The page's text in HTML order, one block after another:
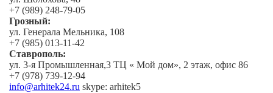
+7 (989) 248-79-05
Грозный:
ул. Генерала Мельника, 108
+7 (985) 013-11-42
Ставрополь:
ул. 3-я Промышленная,3 ТЦ « Мой дом», 2 этаж, офис 86
+7 (978) 739-12-94
info@arhitek24.ru skype: arhitek5